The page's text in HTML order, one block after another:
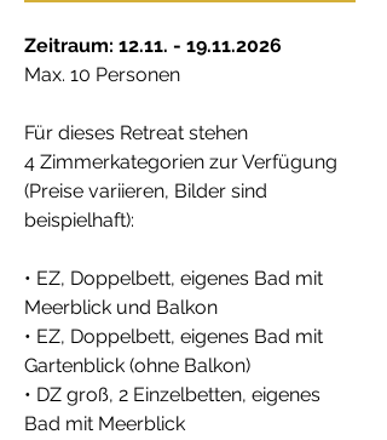
Zeitraum: 12.11. - 19.11.2026
Max. 10 Personen
Für dieses Retreat stehen
4 Zimmerkategorien zur Verfügung
(Preise variieren, Bilder sind
beispielhaft):
• EZ, Doppelbett, eigenes Bad mit
Meerblick und Balkon
• EZ, Doppelbett, eigenes Bad mit
Gartenblick (ohne Balkon)
• DZ groß, 2 Einzelbetten, eigenes
Bad mit Meerblick